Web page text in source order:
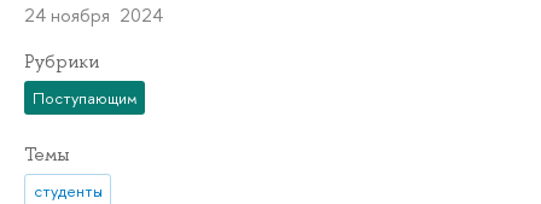
24 ноября 2024
Рубрики
Поступающим
Темы
студенты